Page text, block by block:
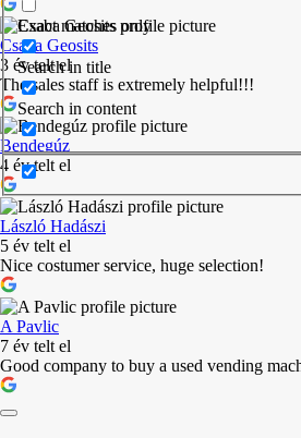
Exact matches only
Search in title
Search in content
Csaba Geosits
3 év telt el
The sales staff is extremely helpful!!!
Bendegúz
4 év telt el
László Hadászi
5 év telt el
Nice costumer service, huge selection!
A Pavlic
7 év telt el
Good company to buy a used vending